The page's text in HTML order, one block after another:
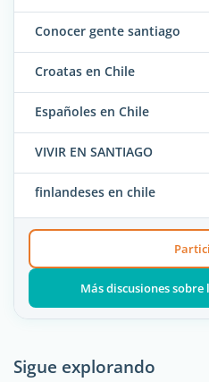
Conocer gente santiago
Croatas en Chile
Españoles en Chile
VIVIR EN SANTIAGO
finlandeses en chile
Más discusiones
Sigue explorando